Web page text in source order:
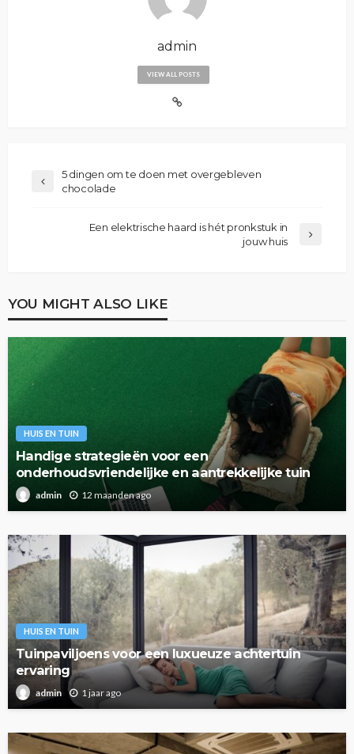
admin
VIEW ALL POSTS
5 dingen om te doen met overgebleven
chocolade
Een elektrische haard is hét pronkstuk in
jouw huis
YOU MIGHT ALSO LIKE
HUIS EN TUIN
Handige strategieën voor een
onderhoudsvriendelijke en aantrekkelijke tuin
admin 12 maanden ago
HUIS EN TUIN
Tuinpaviljoens voor een luxueuze achtertuin
ervaring
admin 1 jaar ago